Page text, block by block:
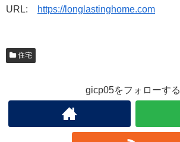
URL: https://longlastinghome.com
住宅
gicp05をフォローする